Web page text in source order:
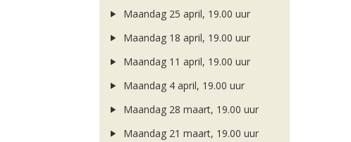
Maandag 25 april, 19.00 uur
Maandag 18 april, 19.00 uur
Maandag 11 april, 19.00 uur
Maandag 4 april, 19.00 uur
Maandag 28 maart, 19.00 uur
Maandag 21 maart, 19.00 uur